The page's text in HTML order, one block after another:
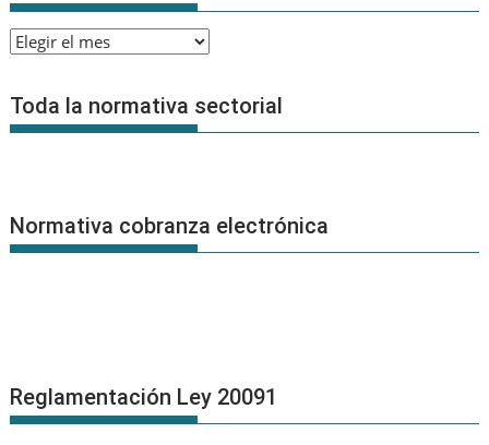
Archivo
Noticias
Toda la normativa sectorial
Normativa cobranza electrónica
Reglamentación Ley 20091